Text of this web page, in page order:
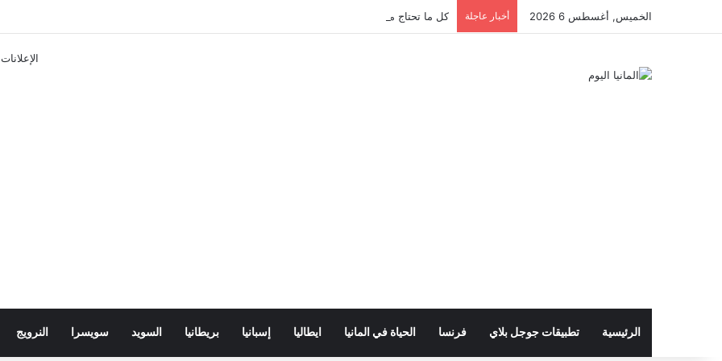
الخميس, أغسطس 6 2026 أخبار عاجلة كل ما تحتاج معرفته عن تذاكر ووسائل النقل في باريس 2025
الإعلانات
الرئيسية تطبيقات جوجل بلاي فرنسا الحياة في المانيا ايطاليا إسبانيا بريطانيا السويد سويسرا النرويج